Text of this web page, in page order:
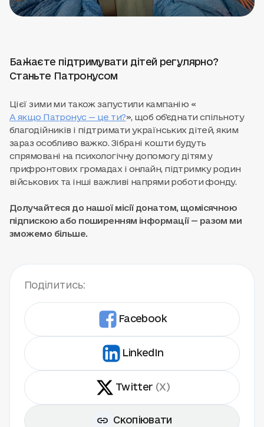
Бажаєте підтримувати дітей регулярно?
Станьте Патронусом
Цієї зими ми також запустили кампанію «
А якщо Патронус — це ти?», щоб об'єднати спільноту
благодійників і підтримати українських дітей, яким
зараз особливо важко. Зібрані кошти будуть
спрямовані на психологічну допомогу дітям у
прифронтових громадах і онлайн, підтримку родин
військових та інші важливі напрями роботи фонду.
Долучайтеся до нашої місії донатом, щомісячною
підпискою або поширенням інформації — разом ми
зможемо більше.
Поділитись:
Facebook
LinkedIn
Twitter (X)
Скопіювати